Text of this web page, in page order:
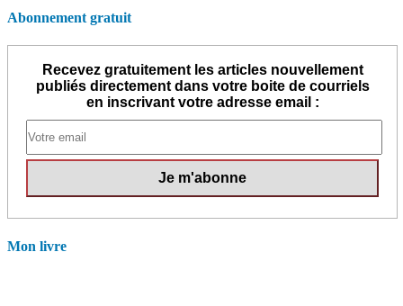
Abonnement gratuit
Recevez gratuitement les articles nouvellement
publiés directement dans votre boite de courriels
en inscrivant votre adresse email :
Mon livre